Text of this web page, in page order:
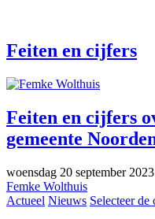
Feiten en cijfers
Feiten en cijfers
gemeente
woensdag 20 september 2023
Femke Wolthuis
Actueel Nieuws Selecteer